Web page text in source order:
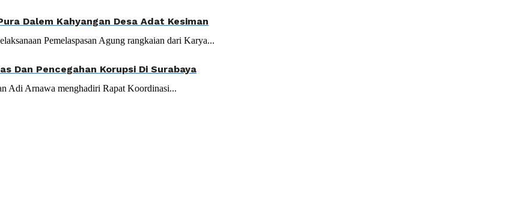
Dalem Kahyangan Desa Adat Kesiman
Pemelaspasan Agung rangkaian dari Karya...
Dan Pencegahan Korupsi Di Surabaya
Adi Arnawa menghadiri Rapat Koordinasi...